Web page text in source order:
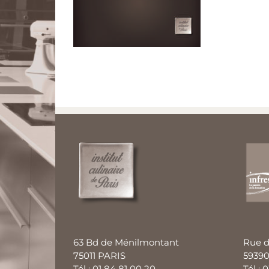
63 Bd de Ménilmontant
75011 PARIS
Rue